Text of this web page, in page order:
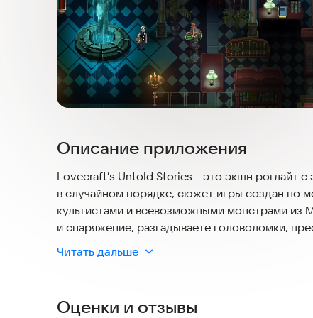
Описание приложения
Lovecraft’s Untold Stories - это экшн роглайт
в случайном порядке, сюжет игры создан по
культистами и всевозможными монстрами
и снаряжение, разгадываете головоломки,
информацию, чтобы одержать победу над
неподдельный космический ужас Мифов
Читать дальше
Оценки и отзывы